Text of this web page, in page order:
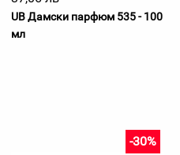
UB Дамски парфюм 535 - 100
мл
-30%